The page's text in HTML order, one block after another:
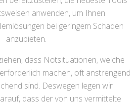
anwenden, um Ihnen
bei geringem Schaden
anzubieten.
dass Notsituationen, welche
machen, oft anstrengend
sind. Deswegen legen wir
dass der von uns vermittelte